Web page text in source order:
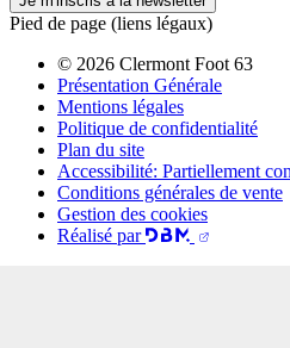
Pied de page (liens légaux)
© 2026 Clermont Foot 63
Présentation Générale
Mentions légales
Politique de confidentialité
Plan du site
Accessibilité: Partiellement
Conditions générales de vente
Gestion des cookies
Réalisé par